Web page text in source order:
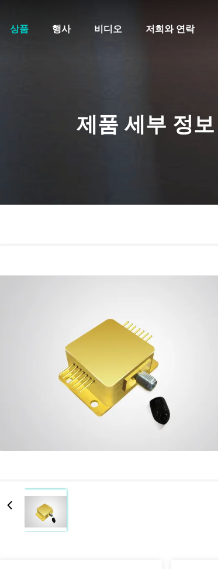
상품 행사 비디오 저희와 연락
제품 세부 정보